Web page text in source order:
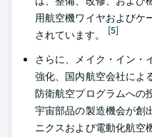
用航空機ワイヤおよびケ
されています。
[5]
さらに、メイク・イン・
強化、国内航空会社によ
防衛航空プログラムへの
宇宙部品の製造機会が創
ニクスおよび電動化航空